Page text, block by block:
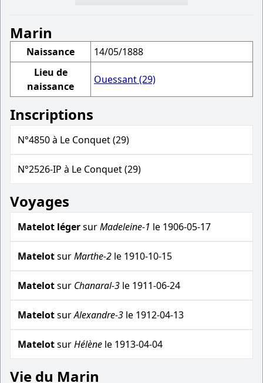
Marin
Naissance
14/05/1888
Lieu de
naissance
Ouessant (29)
Inscriptions
N°4850 à Le Conquet (29)
N°2526-IP à Le Conquet (29)
Voyages
Matelot légersurMadeleine-1 le 1906-05-17
MatelotsurMarthe-2 le 1910-10-15
Matelotsur Chanaral-3 le 1911-06-24
MatelotsurAlexandre-3 le 1912-04-13
MatelotsurHélène le 1913-04-04
Vie du Marin